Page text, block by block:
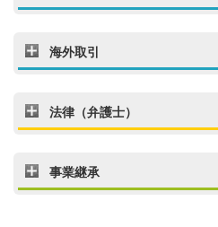
海外取引
法律（弁護士）
事業継承